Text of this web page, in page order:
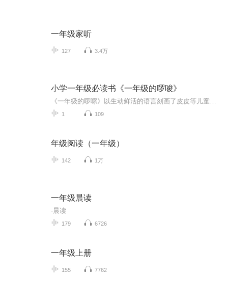
一年级家听
127 3.4万
小学一年级必读书《一年级的啰唆》
1 109
年级阅读（一年级）
142 1万
一年级晨读
-晨读
179 6726
一年级上册
155 7762